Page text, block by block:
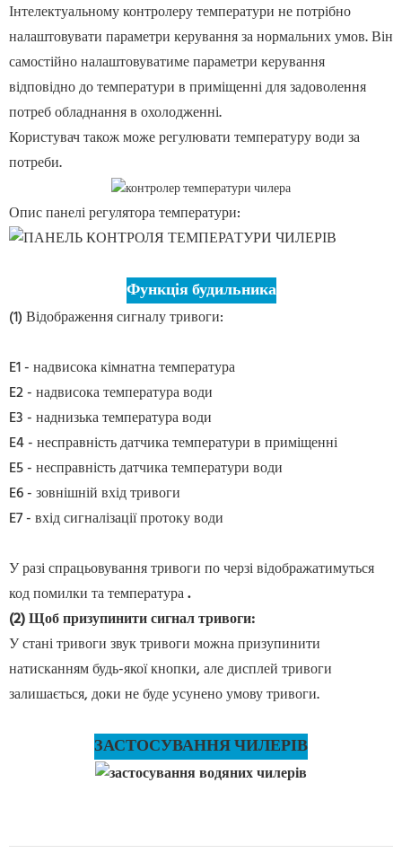
Інтелектуальному контролеру температури не потрібно
налаштовувати параметри керування за нормальних умов. Він
самостійно налаштовуватиме параметри керування
відповідно до температури в приміщенні для задоволення
потреб обладнання в охолодженні.
Користувач також може регулювати температуру води за
потреби.
Опис панелі регулятора температури:
Функція будильника
(1) Відображення сигналу тривоги:
E1 - надвисока кімнатна температура
E2 - надвисока температура води
E3 - наднизька температура води
E4 - несправність датчика температури в приміщенні
E5 - несправність датчика температури води
E6 - зовнішній вхід тривоги
E7 - вхід сигналізації протоку води
У разі спрацьовування тривоги по черзі відображатимуться
код помилки та температура.
(2) Щоб призупинити сигнал тривоги:
У стані тривоги звук тривоги можна призупинити
натисканням будь-якої кнопки, але дисплей тривоги
залишається, доки не буде усунено умову тривоги.
ЗАСТОСУВАННЯ ЧИЛЕРІВ